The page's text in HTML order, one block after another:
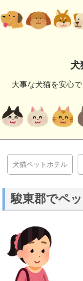
犬
大事な犬猫を安心
犬猫ペットホテル
駿東郡でペ